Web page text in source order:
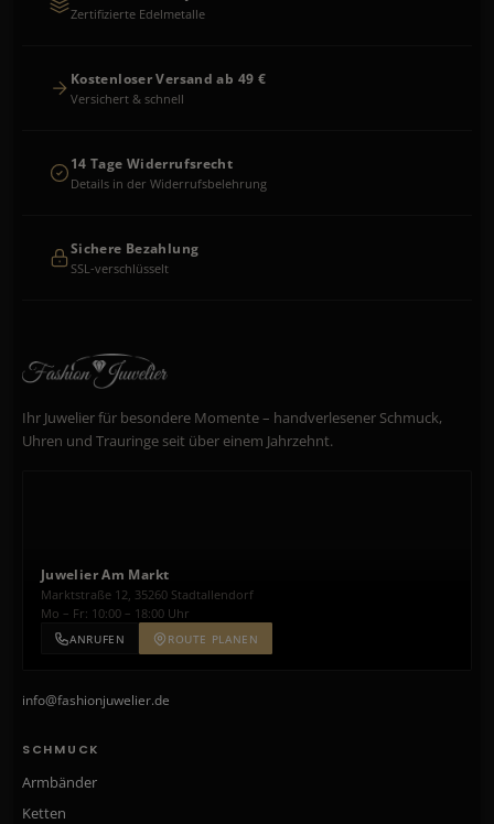
Zertifizierte Edelmetalle
Kostenloser Versand ab 49 €
Versichert & schnell
14 Tage Widerrufsrecht
Details in der Widerrufsbelehrung
Sichere Bezahlung
SSL-verschlüsselt
Ihr Juwelier für besondere Momente – handverlesener Schmuck,
Uhren und Trauringe seit über einem Jahrzehnt.
Juwelier Am Markt
Marktstraße 12, 35260 Stadtallendorf
Mo – Fr: 10:00 – 18:00 Uhr
ANRUFEN ROUTE PLANEN
info@fashionjuwelier.de
SCHMUCK
Armbänder
Ketten